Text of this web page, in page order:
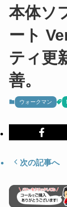
本体ソ
ート
ティ更
善。
ウォークマン
次の記事へ